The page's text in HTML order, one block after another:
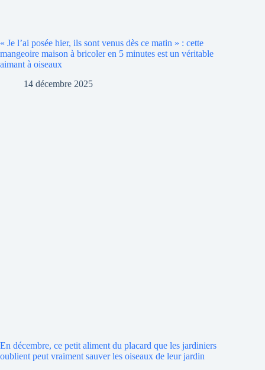
« Je l’ai posée hier, ils sont venus dès ce matin » : cette
mangeoire maison à bricoler en 5 minutes est un véritable
aimant à oiseaux
14 décembre 2025
En décembre, ce petit aliment du placard que les jardiniers
oublient peut vraiment sauver les oiseaux de leur jardin